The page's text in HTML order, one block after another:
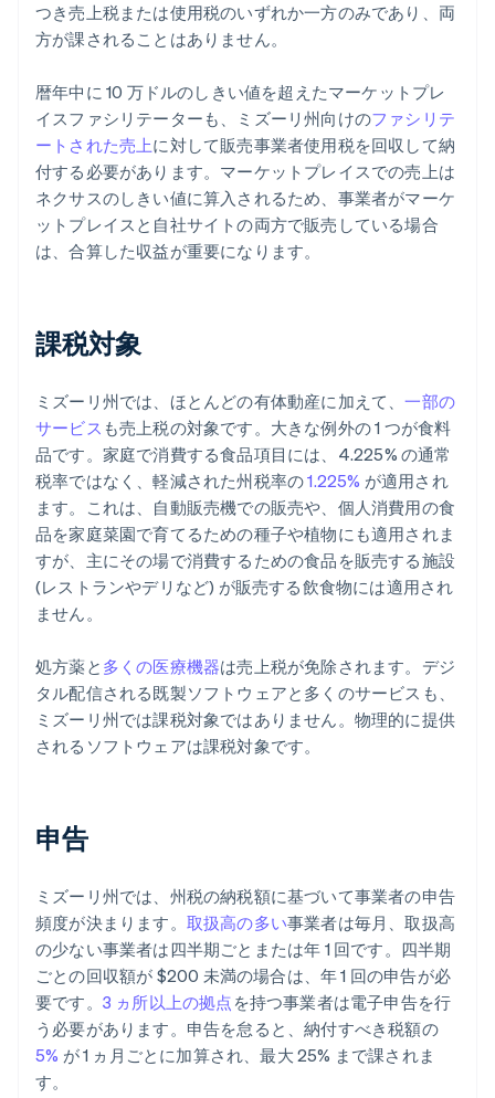
つき売上税または使用税のいずれか一方のみであり、両
方が課されることはありません。
暦年中に 10 万ドルのしきい値を超えたマーケットプレ
イスファシリテーターも、ミズーリ州向けのファシリテ
ートされた売上に対して販売事業者使用税を回収して納
付する必要があります。マーケットプレイスでの売上は
ネクサスのしきい値に算入されるため、事業者がマーケ
ットプレイスと自社サイトの両方で販売している場合
は、合算した収益が重要になります。
課税対象
ミズーリ州では、ほとんどの有体動産に加えて、一部の
サービス も売上税の対象です。大きな例外の 1 つが食料
品です。家庭で消費する食品項目には、4.225% の通常
税率ではなく、軽減された州税率の1.225% が適用され
ます。これは、自動販売機での販売や、個人消費用の食
品を家庭菜園で育てるための種子や植物にも適用されま
すが、主にその場で消費するための食品を販売する施設
(レストランやデリなど) が販売する飲食物には適用され
ません。
処方薬と 多くの医療機器は売上税が免除されます。デジ
タル配信される既製ソフトウェアと多くのサービスも、
ミズーリ州では課税対象ではありません。物理的に提供
されるソフトウェアは課税対象です。
申告
ミズーリ州では、州税の納税額に基づいて事業者の申告
頻度が決まります。 取扱高の多い事業者は毎月、取扱高
の少ない事業者は四半期ごとまたは年 1 回です。四半期
ごとの回収額が $200 未満の場合は、年 1 回の申告が必
要です。 3 ヵ所以上の拠点 を持つ事業者は電子申告を行
う必要があります。申告を怠ると、納付すべき税額の
5% が 1 ヵ月ごとに加算され、最大 25% まで課されま
す。